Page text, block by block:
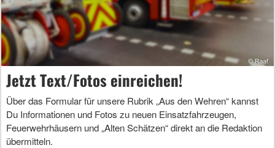
Jetzt Text/Fotos einreichen!
Über das Formular für unsere Rubrik „Aus den Wehren“ kannst
Du Informationen und Fotos zu neuen Einsatzfahrzeugen,
Feuerwehrhäusern und „Alten Schätzen“ direkt an die Redaktion
übermitteln.